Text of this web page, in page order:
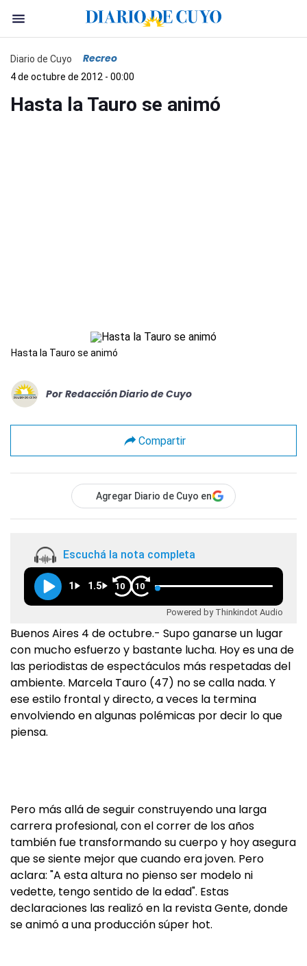
Diario de Cuyo Recreo
4 de octubre de 2012 - 00:00
Hasta la Tauro se animó
Hasta la Tauro se animó
Por Redacción Diario de Cuyo
Compartir
Agregar Diario de Cuyo en
Escuchá la nota completa
1 1.5 10 10
Powered by Thinkindot Audio
Buenos Aires 4 de octubre.- Supo ganarse un lugar
con mucho esfuerzo y bastante lucha. Hoy es una de
las periodistas de espectáculos más respetadas del
ambiente. Marcela Tauro (47) no se calla nada. Y
ese estilo frontal y directo, a veces la termina
envolviendo en algunas polémicas por decir lo que
piensa.
Pero más allá de seguir construyendo una larga
carrera profesional, con el correr de los años
también fue transformando su cuerpo y hoy asegura
que se siente mejor que cuando era joven. Pero
aclara: "A esta altura no pienso ser modelo ni
vedette, tengo sentido de la edad". Estas
declaraciones las realizó en la revista Gente, donde
se animó a una producción súper hot.